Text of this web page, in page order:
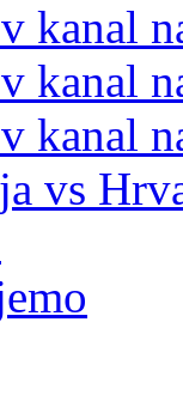
kanal
kanal
kanal
vs